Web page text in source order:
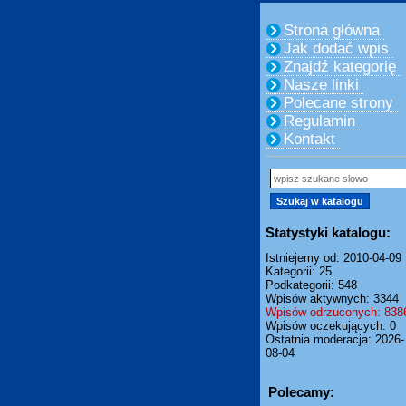
Strona główna
Jak dodać wpis
Znajdź kategorię
Nasze linki
Polecane strony
Regulamin
Kontakt
Statystyki katalogu:
Istniejemy od: 2010-04-09
Kategorii: 25
Podkategorii: 548
Wpisów aktywnych: 3344
Wpisów odrzuconych:
Wpisów oczekujących: 0
Ostatnia moderacja: 2026-
08-04
Polecamy: